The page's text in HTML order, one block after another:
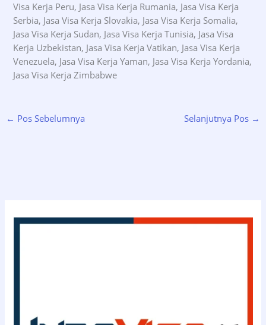
Visa Kerja Peru, Jasa Visa Kerja Rumania, Jasa Visa Kerja
Serbia, Jasa Visa Kerja Slovakia, Jasa Visa Kerja Somalia,
Jasa Visa Kerja Sudan, Jasa Visa Kerja Tunisia, Jasa Visa
Kerja Uzbekistan, Jasa Visa Kerja Vatikan, Jasa Visa Kerja
Venezuela, Jasa Visa Kerja Yaman, Jasa Visa Kerja Yordania,
Jasa Visa Kerja Zimbabwe
← Pos Sebelumnya Selanjutnya Pos →